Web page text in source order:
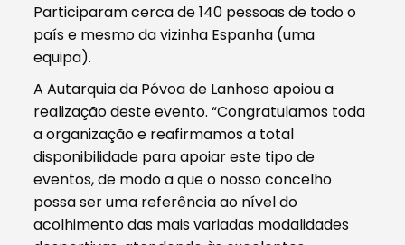
Participaram cerca de 140 pessoas de todo o
país e mesmo da vizinha Espanha (uma
equipa).
A Autarquia da Póvoa de Lanhoso apoiou a
realização deste evento. “Congratulamos toda
a organização e reafirmamos a total
disponibilidade para apoiar este tipo de
eventos, de modo a que o nosso concelho
possa ser uma referência ao nível do
acolhimento das mais variadas modalidades